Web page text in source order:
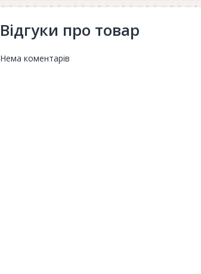
Відгуки про товар
Нема коментарів